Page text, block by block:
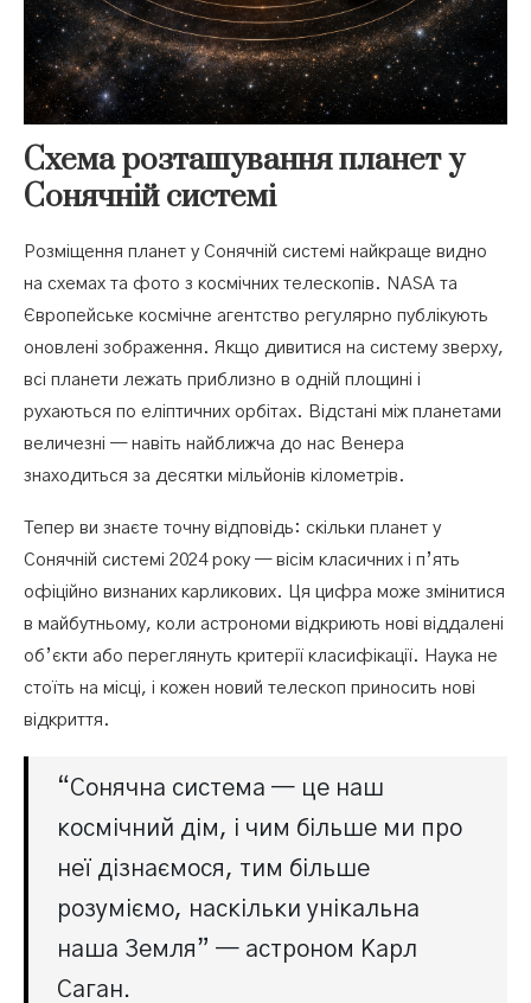
Схема розташування планет у
Сонячній системі
Розміщення планет у Сонячній системі найкраще видно
на схемах та фото з космічних телескопів. NASA та
Європейське космічне агентство регулярно публікують
оновлені зображення. Якщо дивитися на систему зверху,
всі планети лежать приблизно в одній площині і
рухаються по еліптичних орбітах. Відстані між планетами
величезні — навіть найближча до нас Венера
знаходиться за десятки мільйонів кілометрів.
Тепер ви знаєте точну відповідь: скільки планет у
Сонячній системі 2024 року — вісім класичних і п’ять
офіційно визнаних карликових. Ця цифра може змінитися
в майбутньому, коли астрономи відкриють нові віддалені
об’єкти або переглянуть критерії класифікації. Наука не
стоїть на місці, і кожен новий телескоп приносить нові
відкриття.
“Сонячна система — це наш
космічний дім, і чим більше ми про
неї дізнаємося, тим більше
розуміємо, наскільки унікальна
наша Земля” — астроном Карл
Саган.